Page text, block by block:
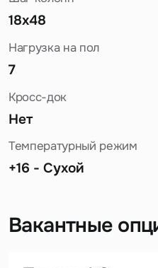
18x48
Нагрузка на пол
7
Кросс-док
Нет
Температурный режим
+16 - Сухой
Вакантные